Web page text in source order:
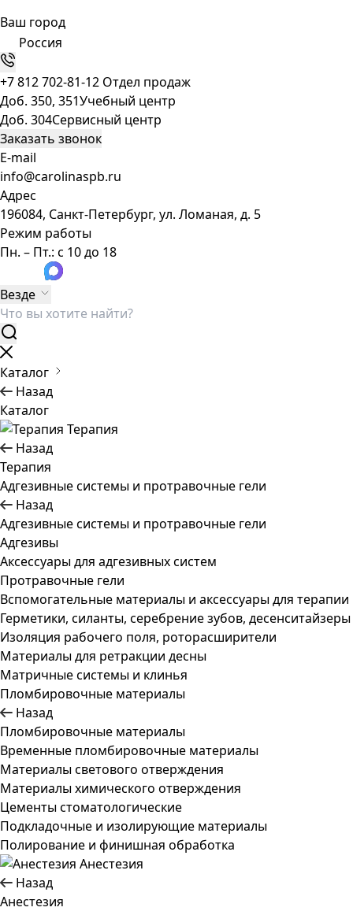
Ваш город
Россия
+7 812 702-81-12 Отдел продаж
Доб. 350, 351Учебный центр
Доб. 304Сервисный центр
Заказать звонок
E-mail
info@carolinaspb.ru
Адрес
196084, Санкт-Петербург, ул. Ломаная, д. 5
Режим работы
Пн. – Пт.: с 10 до 18
Везде
Каталог
Назад
Каталог
Терапия
Назад
Терапия
Адгезивные системы и протравочные гели
Назад
Адгезивные системы и протравочные гели
Адгезивы
Аксессуары для адгезивных систем
Протравочные гели
Вспомогательные материалы и аксессуары для терапии
Герметики, силанты, серебрение зубов, десенситайзеры
Изоляция рабочего поля, роторасширители
Материалы для ретракции десны
Матричные системы и клинья
Пломбировочные материалы
Назад
Пломбировочные материалы
Временные пломбировочные материалы
Материалы светового отверждения
Материалы химического отверждения
Цементы стоматологические
Подкладочные и изолирующие материалы
Полирование и финишная обработка
Анестезия
Назад
Анестезия